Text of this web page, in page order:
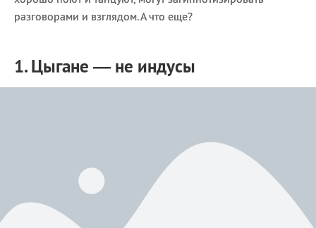
разговорами и взглядом. А что еще?
1. Цыгане — не индусы